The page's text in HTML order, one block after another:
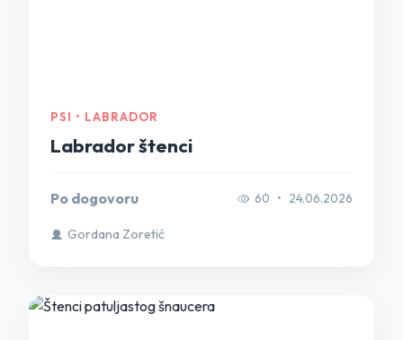
PSI • LABRADOR
Labrador štenci
Po dogovoru 60 • 24.06.2026
Gordana Zoretić